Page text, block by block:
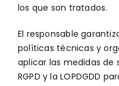
los que son tratados.
El responsable
políticas técnicas y
aplicar las medidas de
RGPD y la LOPDGDD